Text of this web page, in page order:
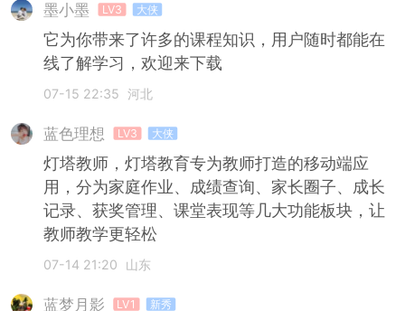
墨小墨 LV3 大侠
它为你带来了许多的课程知识，用户随时都能在
线了解学习，欢迎来下载
07-15 22:35 河北
蓝色理想 LV3 大侠
灯塔教师，灯塔教育专为教师打造的移动端应
用，分为家庭作业、成绩查询、家长圈子、成长
记录、获奖管理、课堂表现等几大功能板块，让
教师教学更轻松
07-14 21:20 山东
蓝梦月影 LV1 新秀